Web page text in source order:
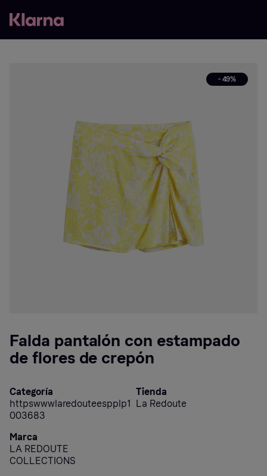
- 49%
Falda pantalón con estampado
de flores de crepón
Categoría
httpswwwlaredouteespplp1
003683
Tienda
La Redoute
Marca
LA REDOUTE
COLLECTIONS